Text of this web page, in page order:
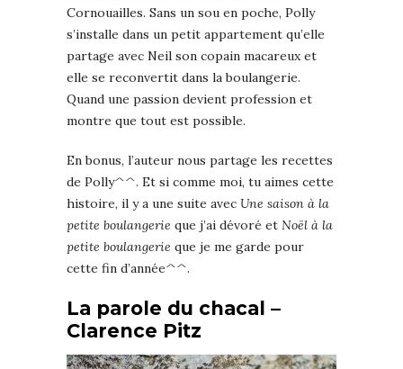
Cornouailles. Sans un sou en poche, Polly
s’installe dans un petit appartement qu’elle
partage avec Neil son copain macareux et
elle se reconvertit dans la boulangerie.
Quand une passion devient profession et
montre que tout est possible.
En bonus, l’auteur nous partage les recettes
de Polly^^. Et si comme moi, tu aimes cette
histoire, il y a une suite avec Une saison à la
petite boulangerie que j’ai dévoré et Noël à la
petite boulangerie que je me garde pour
cette fin d’année^^.
La parole du chacal –
Clarence Pitz